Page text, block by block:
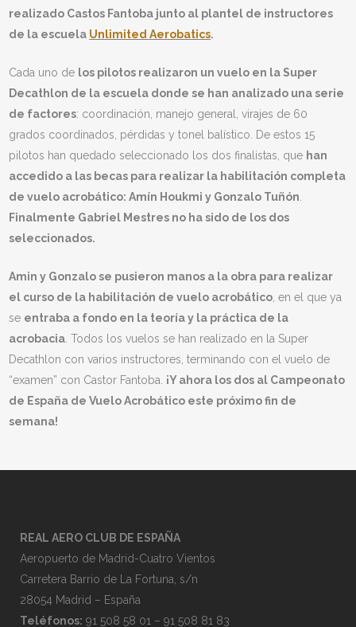
realizado Castos Fantoba junto al plantel de instructores
de la escuela Unlimited Aerobatics.
Cada uno de los pilotos realizaron un vuelo en la Super
Decathlon de la escuela donde se han analizado una serie
de factores: coordinación, manejo general, virajes de 60
grados coordinados, pérdidas y tonel balístico. De estos 15
pilotos han quedado seleccionado los dos finalistas, que han
accedido a las becas para realizar la habilitación completa
de vuelo acrobático: Amín Houkmi y Gonzalo Tuñón
Finalmente Gabriel Mestres no ha sido de los dos
seleccionados.
Amin y Gonzalo se pusieron manos a la obra para realizar
el curso de la habilitación de vuelo acrobático , en el que ya
se entraba a fondo en la teoría y la práctica de la
acrobacia . Todos los vuelos se han realizado en la Super
Decathlon con varios instructores, terminando con el vuelo de
“examen” con Castor Fantoba. ¡Y ahora los dos al Campeonato
de España de Vuelo Acrobático este próximo fin de
semana!
REAL AERO CLUB DE ESPAÑA
Aeropuerto de Madrid-Cuatro Vientos
Carretera Barrio de La Fortuna, s/n
28054 Madrid – España
Teléfonos: 91 508 58 01 – 91 508 81 83